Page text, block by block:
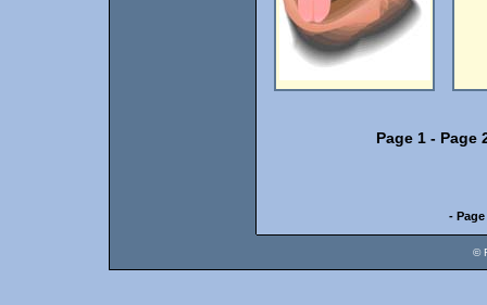
Page 1- Page
-
©